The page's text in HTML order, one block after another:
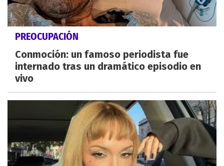
PREOCUPACIÓN
Conmoción: un famoso periodista fue
internado tras un dramático episodio en
vivo